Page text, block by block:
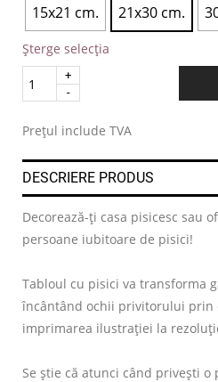
15x21 cm. 21x30 cm.
Șterge selecția
Quantity
Prețul include TVA
DESCRIERE PRODUS
Decorează-ți casa pisicesc sau
persoane iubitoare de pisici!
Tabloul cu pisici va transforma
încântând ochii privitorului prin
imprimarea ilustrației la
Se știe că atunci când privești